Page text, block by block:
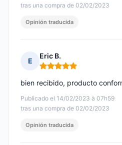
tras una compra de 02/02/2023
Opinión traducida
E
Eric B.
Nota: 5 de 5
Publicado el 14/02/2023 à 07h59
tras una compra de 02/02/2023
bien recibido, producto
Opinión traducida